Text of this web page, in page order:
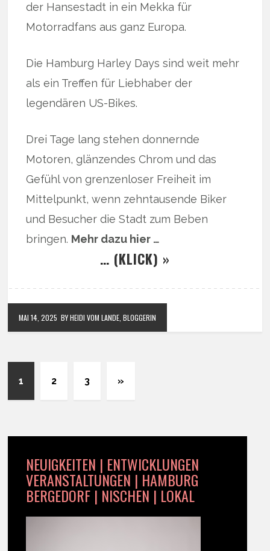
der Hansestadt in ein Mekka für
Motorradfans aus ganz Europa.
Die Hamburg Harley Days sind weit mehr
als ein Treffen für Liebhaber der
legendären US-Bikes.
Drei Tage lang stehen donnernde
Motoren, glänzendes Chrom und das
Gefühl von grenzenloser Freiheit im
Mittelpunkt, wenn zehntausende Biker
und Besucher die Stadt zum Beben
bringen. Mehr dazu hier …
… (KLICK) »
MAI 14, 2025 BY HEIDI VOM LANDE, BLOGGERIN
1 2 3 »
NEUIGKEITEN | ENTWICKLUNGEN
VERANSTALTUNGEN | HAMBURG
BERGEDORF | NISCHEN | LOKAL